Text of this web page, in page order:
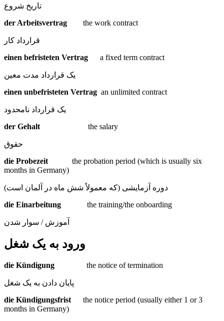
تاریخ شروع
der Arbeitsvertrag the work contract
قرارداد کار
einen befristeten Vertrag a fixed term contract
یک قرارداد مدت معین
einen unbefristeten Vertrag an unlimited contract
یک قرارداد نامحدود
der Gehalt the salary
حقوق
die Probezeit
the probation period (which is usually six
months in Germany)
دوره آزمایشی (که معمولاً شش ماه در آلمان است)
die Einarbeitung the training/the onboarding
آموزش / سوار شدن
ورود به یک شغل
die Kündigung the notice of termination
پایان دادن به یک شغل
die Kündigungsfrist the notice period (usually either 1 or 3
months in Germany)